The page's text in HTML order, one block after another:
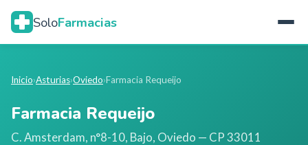
SoloFarmacias
Inicio›Asturias›Oviedo›Farmacia Requeijo
Farmacia Requeijo
C. Amsterdam, n°8-10, Bajo, Oviedo — CP 33011